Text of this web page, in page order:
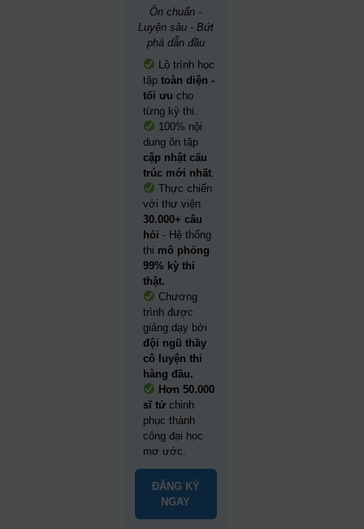
Ôn chuẩn -
Luyện sâu - Bứt
phá dẫn đầu
Lộ trình học
tậptoàn diện -
tối ưu cho
từng kỳ thi.
100% nội
dung ôn tập
cập nhật cấu
trúc mới nhất.
Thực chiến
với thư viện
30.000+ câu
hỏi - Hệ thống
thi mô phỏng
99% kỳ thi
thật.
Chương
trình được
giảng dạy bởi
đội ngũ thầy
cô luyện thi
hàng đầu.
Hơn 50.000
sĩ tửchinh
phục thành
công đại học
mơ ước.
ĐĂNG KÝ
NGAY